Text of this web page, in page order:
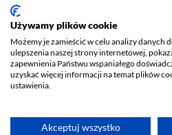
Używamy plików cookie
Możemy je zamieścić w celu analizy danych
ulepszenia naszej strony internetowej,
zapewnienia Państwu wspaniałego
uzyskać więcej informacji na temat plików
ustawienia.
Akceptuj wszystko